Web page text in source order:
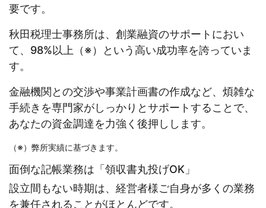
要です。
秋田税理士事務所は、創業融資のサポートにおい
て、98%以上（※）という高い成功率を誇っていま
す。
金融機関との交渉や事業計画書の作成など、煩雑な
手続きを専門家がしっかりとサポートすることで、
あなたの資金調達を力強く後押しします。
（※）弊所実績に基づきます。
面倒な記帳業務は「領収書丸投げOK」
設立間もない時期は、経営者様ご自身が多くの業務
を兼任されることがほとんどです。